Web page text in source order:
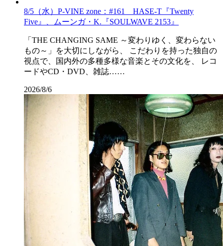
8/5（水）P-VINE zone：#161 HASE-T『Twenty
Five』、ムーンガ・K.『SOULWAVE 2153』
「THE CHANGING SAME ～変わりゆく、変わらない
もの～」を大切にしながら、 こだわりを持った独自の
視点で、国内外の多種多様な音楽とその文化を、 レコ
ードやCD・DVD、雑誌……
2026/8/6